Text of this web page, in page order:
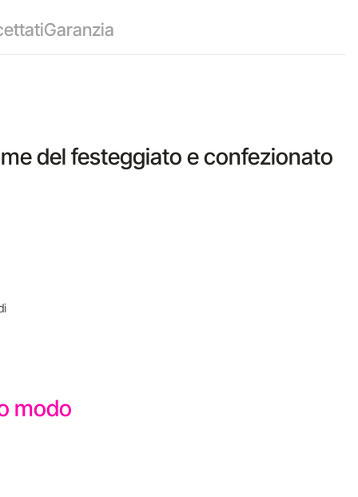
Garanzia
del festeggiato e confezionato
modo